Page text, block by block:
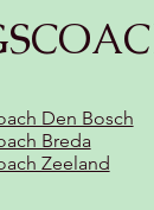
Den Bosch
Breda
Zeeland